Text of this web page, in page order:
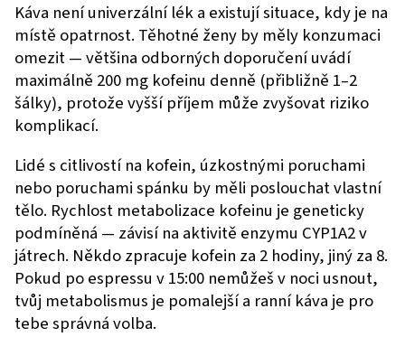
Káva není univerzální lék a existují situace, kdy je na
místě opatrnost. Těhotné ženy by měly konzumaci
omezit — většina odborných doporučení uvádí
maximálně 200 mg kofeinu denně (přibližně 1–2
šálky), protože vyšší příjem může zvyšovat riziko
komplikací.
Lidé s citlivostí na kofein, úzkostnými poruchami
nebo poruchami spánku by měli poslouchat vlastní
tělo. Rychlost metabolizace kofeinu je geneticky
podmíněná — závisí na aktivitě enzymu CYP1A2 v
játrech. Někdo zpracuje kofein za 2 hodiny, jiný za 8.
Pokud po espressu v 15:00 nemůžeš v noci usnout,
tvůj metabolismus je pomalejší a ranní káva je pro
tebe správná volba.